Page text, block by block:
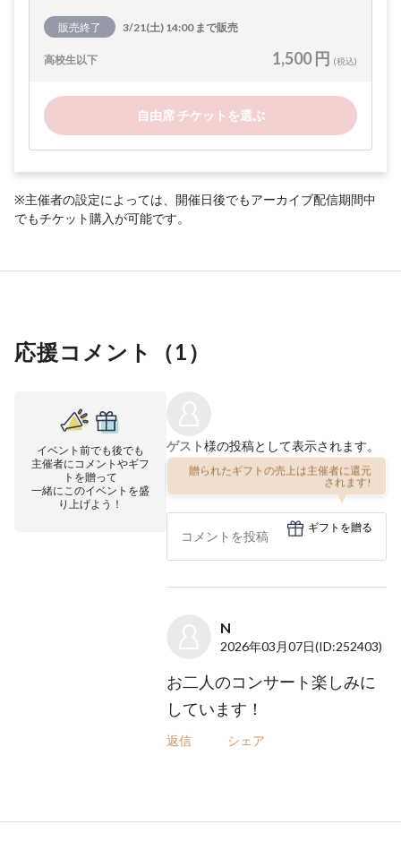
販売終了 3/21(土) 14:00 まで販売
高校生以下 1,500 円 (税込)
自由席 チケットを選ぶ
※主催者の設定によっては、開催日後でもアーカイブ配信期間中
でもチケット購入が可能です。
応援コメント（1）
イベント前でも後でも
主催者にコメントやギフ
トを贈って
一緒にこのイベントを盛
り上げよう！
ゲスト様の投稿として表示されます。
贈られたギフトの売上は主催者に還元
されます!
ギフトを贈る
N
2026年03月07日(ID:252403)
お二人のコンサート楽しみに
しています！
返信 シェア